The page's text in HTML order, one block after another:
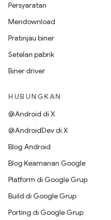
Persyaratan
Mendownload
Pratinjau biner
Setelan pabrik
Biner driver
HUBUNGKAN
@Android di X
@AndroidDev di X
Blog Android
Blog Keamanan Google
Platform di Google Grup
Build di Google Grup
Porting di Google Grup